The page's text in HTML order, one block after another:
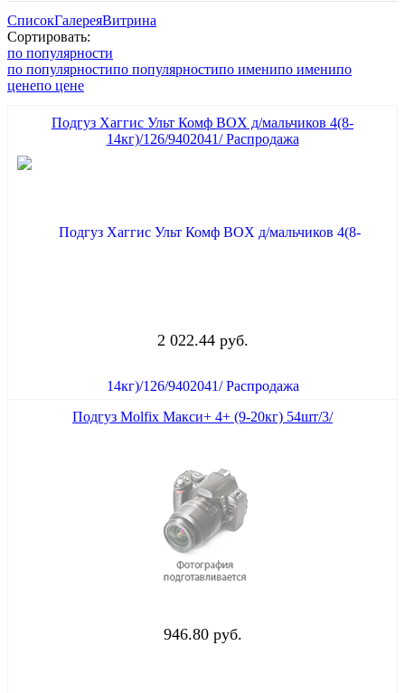
СписокГалереяВитрина
Сортировать:
по популярности
по популярностипо популярностипо именипо именипо
ценепо цене
Подгуз Хаггис Ульт Комф BOX д/мальчиков 4(8-
14кг)/126/9402041/ Распродажа
2 022.44 руб.
Подгуз Molfix Макси+ 4+ (9-20кг) 54шт/3/
946.80 руб.